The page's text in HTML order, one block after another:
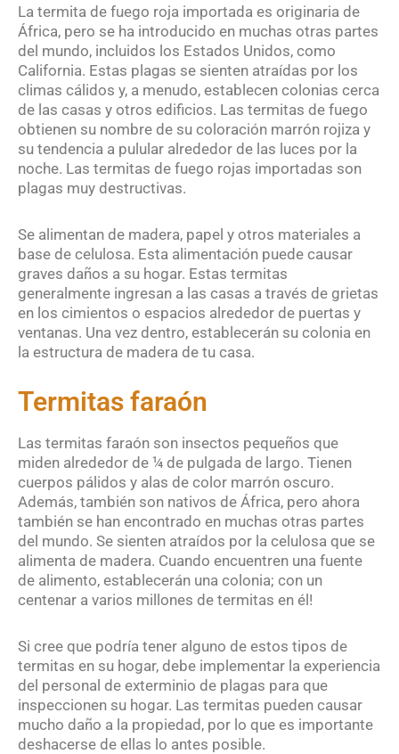
La termita de fuego roja importada es originaria de
África, pero se ha introducido en muchas otras partes
del mundo, incluidos los Estados Unidos, como
California. Estas plagas se sienten atraídas por los
climas cálidos y, a menudo, establecen colonias cerca
de las casas y otros edificios. Las termitas de fuego
obtienen su nombre de su coloración marrón rojiza y
su tendencia a pulular alrededor de las luces por la
noche. Las termitas de fuego rojas importadas son
plagas muy destructivas.
Se alimentan de madera, papel y otros materiales a
base de celulosa. Esta alimentación puede causar
graves daños a su hogar. Estas termitas
generalmente ingresan a las casas a través de grietas
en los cimientos o espacios alrededor de puertas y
ventanas. Una vez dentro, establecerán su colonia en
la estructura de madera de tu casa.
Termitas faraón
Las termitas faraón son insectos pequeños que
miden alrededor de ¼ de pulgada de largo. Tienen
cuerpos pálidos y alas de color marrón oscuro.
Además, también son nativos de África, pero ahora
también se han encontrado en muchas otras partes
del mundo. Se sienten atraídos por la celulosa que se
alimenta de madera. Cuando encuentren una fuente
de alimento, establecerán una colonia; con un
centenar a varios millones de termitas en él!
Si cree que podría tener alguno de estos tipos de
termitas en su hogar, debe implementar la experiencia
del personal de exterminio de plagas para que
inspeccionen su hogar. Las termitas pueden causar
mucho daño a la propiedad, por lo que es importante
deshacerse de ellas lo antes posible.